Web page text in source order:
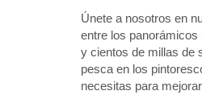
Únete a nosotros en
entre los
y cientos de millas de
pesca en los
necesitas para